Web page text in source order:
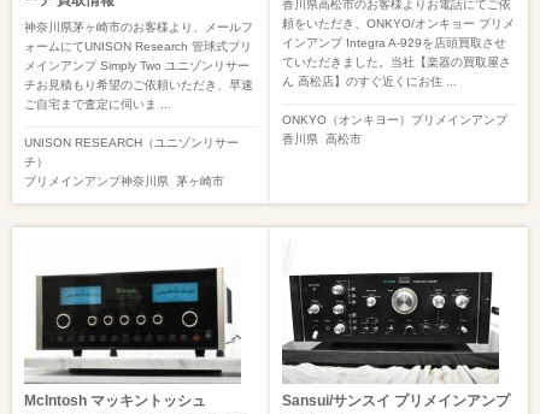
神奈川県茅ヶ崎市のお客様より、メールフ
ォームにてUNISON Research 管球式プリ
メインアンプ Simply Two ユニゾンリサー
チお見積もり希望のご依頼いただき、早速
ご自宅まで査定に伺いま ...
UNISON RESEARCH（ユニゾンリサー
チ）
プリメインアンプ神奈川県 茅ヶ崎市
香川県高松市のお客様よりお電話にてご依
頼をいただき、ONKYO/オンキョー プリメ
インアンプ Integra A-929を店頭買取させ
ていただきました。当社【楽器の買取屋さ
ん 高松店】のすぐ近くにお住 ...
ONKYO（オンキヨー） プリメインアンプ
香川県 高松市
McIntosh マッキントッシュ
Sansui/サンスイ プリメインアンプ